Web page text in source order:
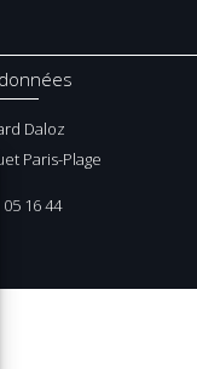
Daloz
Paris-Plage
05 16 44